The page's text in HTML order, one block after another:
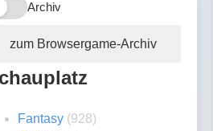
Archiv
zum Browsergame-Archiv
Fantasy (928)